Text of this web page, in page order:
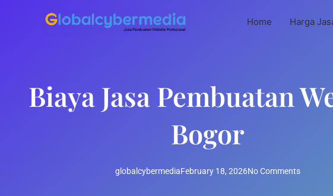
Home Harga
Biaya Jasa Pembuatan
Bogor
globalcybermediaFebruary 18, 2026No Comments